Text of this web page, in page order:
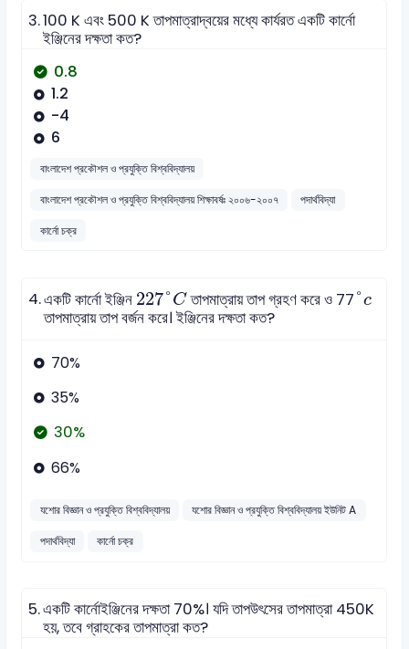
3.100 K এবং 500 K তাপমাত্রাদ্বয়ের মধ্যে কার্যরত একটি কার্নো
ইঞ্জিনের দক্ষতা কত?
0.8
1.2
-4
6
বাংলাদেশ প্রকৌশল ও প্রযুক্তি বিশ্ববিদ্যালয়
বাংলাদেশ প্রকৌশল ও প্রযুক্তি বিশ্ববিদ্যালয় শিক্ষাবর্ষঃ ২০০৬-২০০৭
পদার্থবিদ্যা
কার্নো চক্র
4.একটি কার্নো ইঞ্জিন 227°C
227°Cতাপমাত্রায় তাপ গ্রহণ করে ও 77°c
° c
তাপমাত্রায় তাপ বর্জন করে। ইঞ্জিনের দক্ষতা কত?
70%
35%
30%
66%
যশোর বিজ্ঞান ও প্রযুক্তি বিশ্ববিদ্যালয়
যশোর বিজ্ঞান ও প্রযুক্তি বিশ্ববিদ্যালয় ইউনিট A
পদার্থবিদ্যা
কার্নো চক্র
5.একটি কার্নোইঞ্জিনের দক্ষতা 70%। যদি তাপউৎসের তাপমাত্রা 450K
হয়, তবে গ্রাহকের তাপমাত্রা কত?